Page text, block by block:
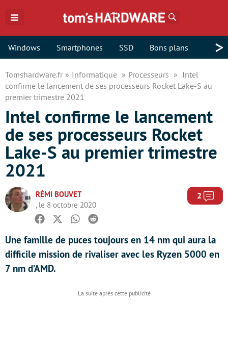
Windows Smartphones SSD Bons plans >
Tomshardware.fr Informatique Processeurs
Intel
confirme le lancement de ses processeurs Rocket Lake-S au
premier trimestre 2021
Intel confirme le lancement
de ses processeurs Rocket
Lake-S au premier trimestre
2021
RÉMI BOUVET
, le 8 octobre 2020
2
Facebook
TwitterWhatsapp
Reddit
Une famille de puces toujours en 14 nm qui aura la
difficile mission de rivaliser avec les Ryzen 5000 en
7 nm d’AMD.